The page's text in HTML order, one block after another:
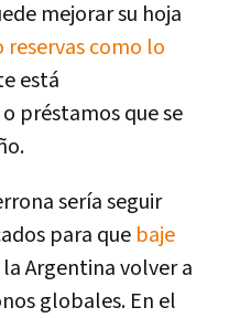
mejorar su hoja
reservas como lo
está
préstamos que se
sería seguir
para que baje
Argentina volver a
globales. En el